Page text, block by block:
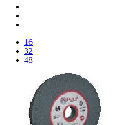
16
32
48